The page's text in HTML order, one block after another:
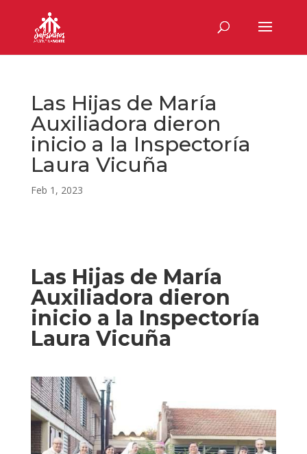
Las Hijas de María
Auxiliadora dieron
inicio a la Inspectoría
Laura Vicuña
Feb 1, 2023
Las Hijas de María
Auxiliadora dieron
inicio a la Inspectoría
Laura Vicuña